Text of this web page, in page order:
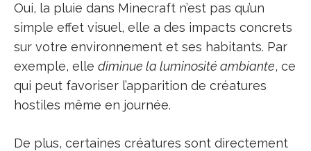
Oui, la pluie dans Minecraft n’est pas qu’un
simple effet visuel, elle a des impacts concrets
sur votre environnement et ses habitants. Par
exemple, elle diminue la luminosité ambiante, ce
qui peut favoriser l’apparition de créatures
hostiles même en journée.
De plus, certaines créatures sont directement